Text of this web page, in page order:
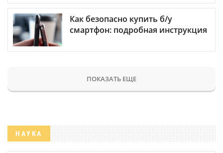
Как безопасно купить б/у
смартфон: подробная инструкция
ПОКАЗАТЬ ЕЩЕ
НАУКА